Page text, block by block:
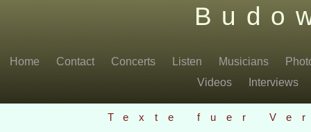
Home Contact Concerts Listen Musicians
Videos
Interviews
Texte fuer